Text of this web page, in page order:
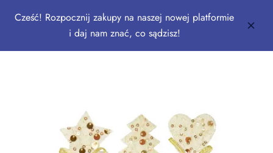
Cześć! Rozpocznij zakupy na naszej nowej platformie
i daj nam znać, co sądzisz!